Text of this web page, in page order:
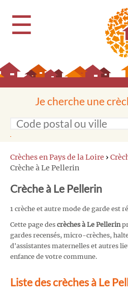
☰
Je cherche une
Crèches en Pays de la Loire ›
Crèche à Le Pellerin
Crèche à Le Pellerin
1 crèche et autre mode de garde est
Cette page des crèches à Le Pellerin
gardes recensés, micro-crèches,
d'assistantes maternelles et autres
enfance de votre commune.
Liste des crèches à Le